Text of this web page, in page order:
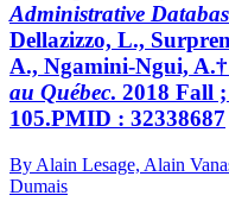
Administrative
Dellazizzo, L.,
A., Ngamini-Ngui,
au Québec. 2018 Fall
105.PMID : 32338687
By Alain Lesage, Alain
Dumais